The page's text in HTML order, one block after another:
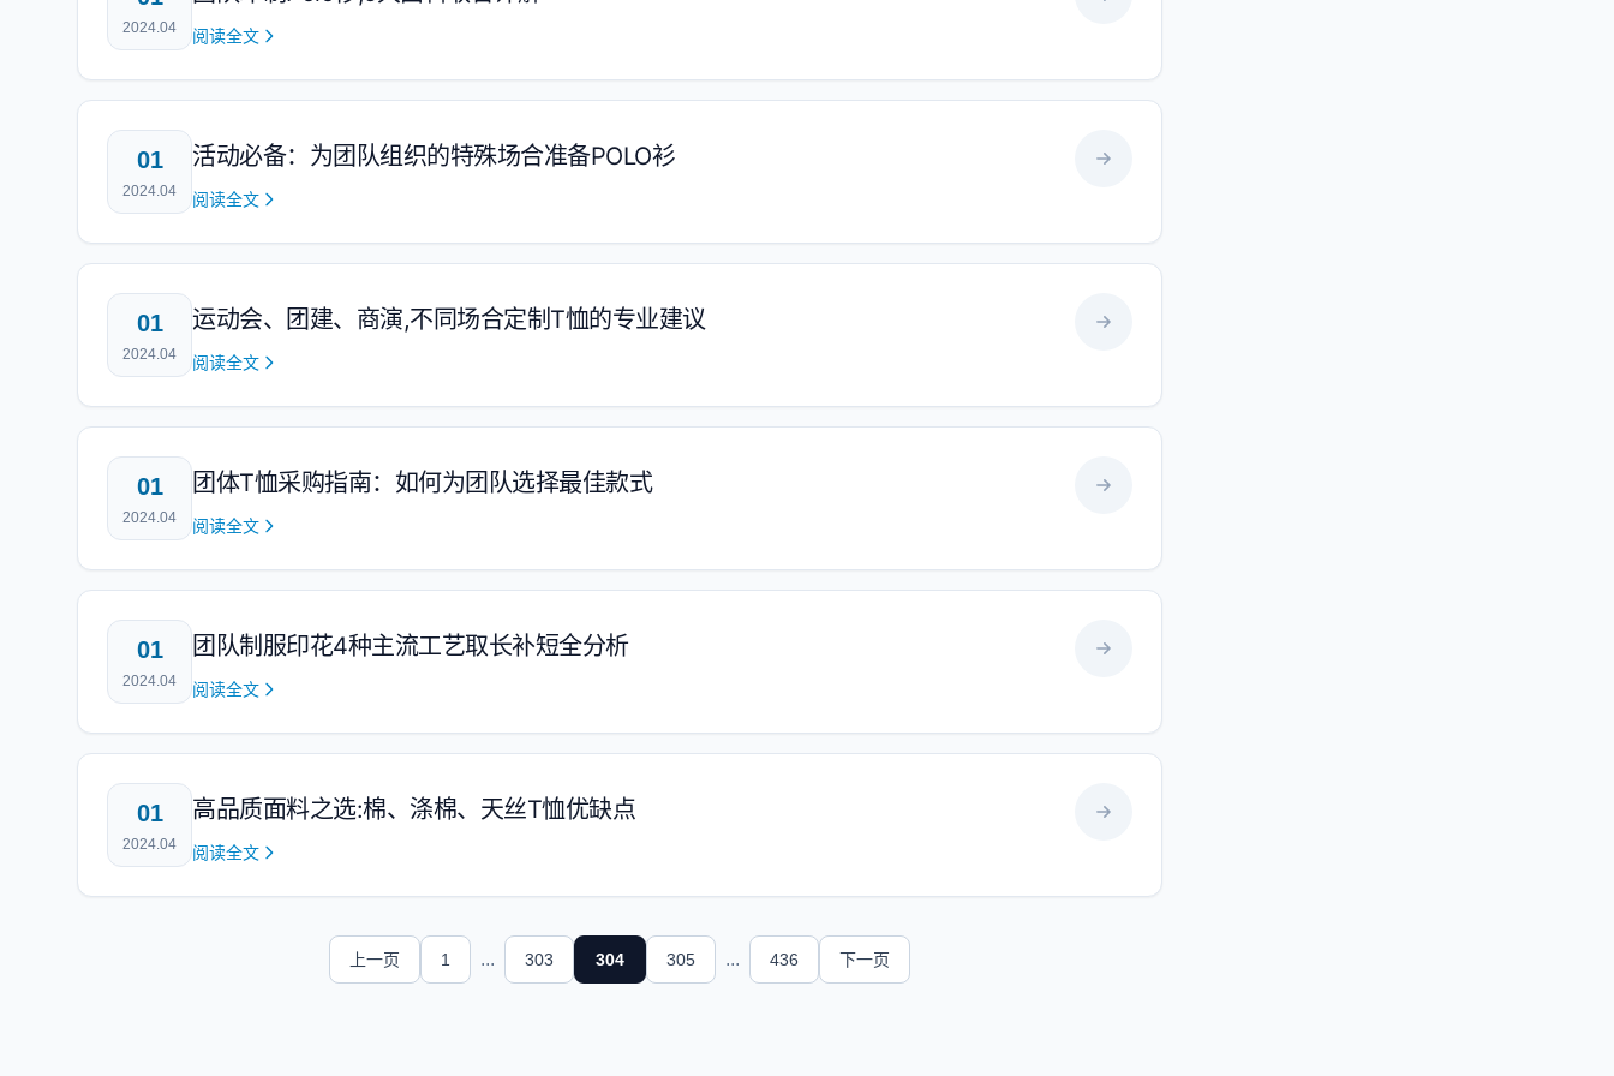
2024.04 阅读全文
01
2024.04
活动必备：为团队组织的特殊场合准备POLO衫
阅读全文
01
2024.04
运动会、团建、商演,不同场合定制T恤的专业建议
阅读全文
01
2024.04
团体T恤采购指南：如何为团队选择最佳款式
阅读全文
01
2024.04
团队制服印花4种主流工艺取长补短全分析
阅读全文
01
2024.04
高品质面料之选:棉、涤棉、天丝T恤优缺点
阅读全文
上一页 1 ... 303 304 305 ... 436 下一页